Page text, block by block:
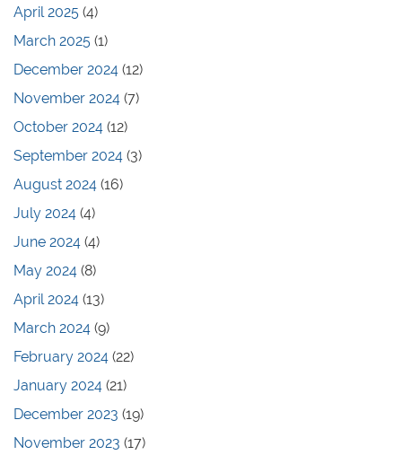
April 2025 (4)
March 2025 (1)
December 2024 (12)
November 2024 (7)
October 2024 (12)
September 2024 (3)
August 2024 (16)
July 2024 (4)
June 2024 (4)
May 2024 (8)
April 2024 (13)
March 2024 (9)
February 2024 (22)
January 2024 (21)
December 2023 (19)
November 2023 (17)